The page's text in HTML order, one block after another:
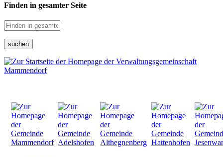
Finden in gesamter Seite
suchen